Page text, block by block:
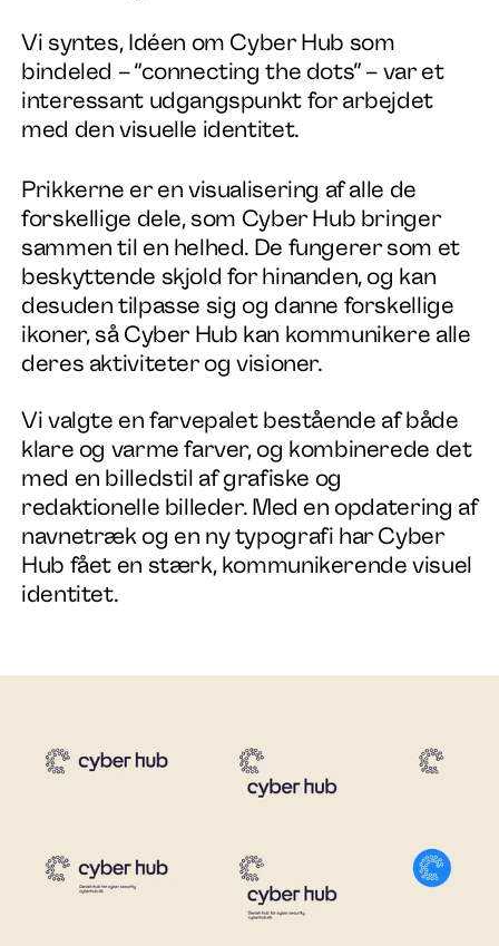
Vi syntes, Idéen om Cyber Hub som
bindeled – “connecting the dots” – var et
interessant udgangspunkt for arbejdet
med den visuelle identitet.
Prikkerne er en visualisering af alle de
forskellige dele, som Cyber Hub bringer
sammen til en helhed. De fungerer som et
beskyttende skjold for hinanden, og kan
desuden tilpasse sig og danne forskellige
ikoner, så Cyber Hub kan kommunikere alle
deres aktiviteter og visioner.
Vi valgte en farvepalet bestående af både
klare og varme farver, og kombinerede det
med en billedstil af grafiske og
redaktionelle billeder. Med en opdatering af
navnetræk og en ny typografi har Cyber
Hub fået en stærk, kommunikerende visuel
identitet.